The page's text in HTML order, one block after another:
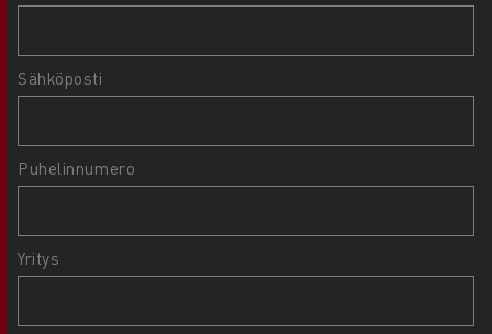
Sähköposti
Puhelinnumero
Yritys